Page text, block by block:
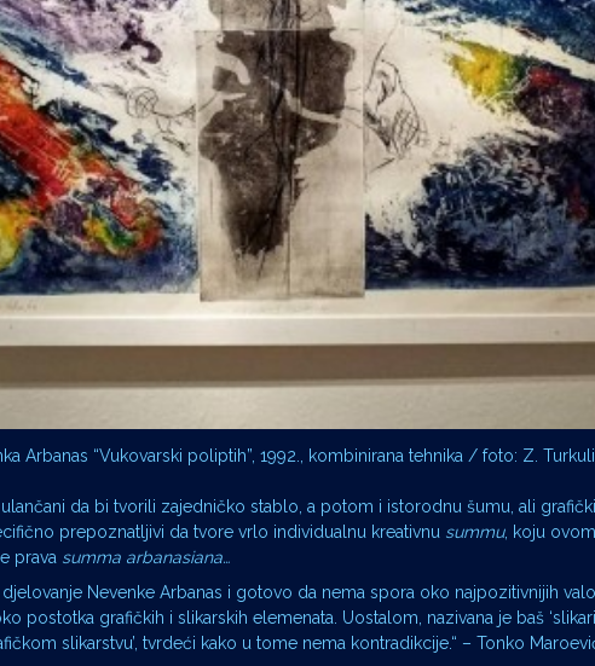
Arbanas “Vukovarski poliptih”, 1992., kombinirana tehnika / foto: Z.
da bi tvorili zajedničko stablo, a potom i istorodnu šumu, ali
prepoznatljivi da tvore vrlo individualnu kreativnu summu, koju
prava summa arbanasiana…
djelovanje Nevenke Arbanas i gotovo da nema spora oko najpozitivnijih
postotka grafičkih i slikarskih elemenata. Uostalom, nazivana je baš
slikarstvu’, tvrdeći kako u tome nema kontradikcije.“ – Tonko